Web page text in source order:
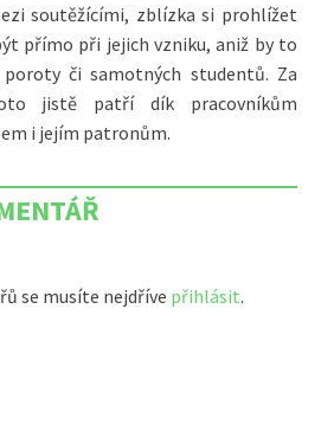
soutěžícími, zblízka si prohlížet
přímo při jejich vzniku, aniž by to
či samotných studentů. Za
jistě patří dík pracovníkům
i jejím patronům.
se musíte nejdříve přihlásit.